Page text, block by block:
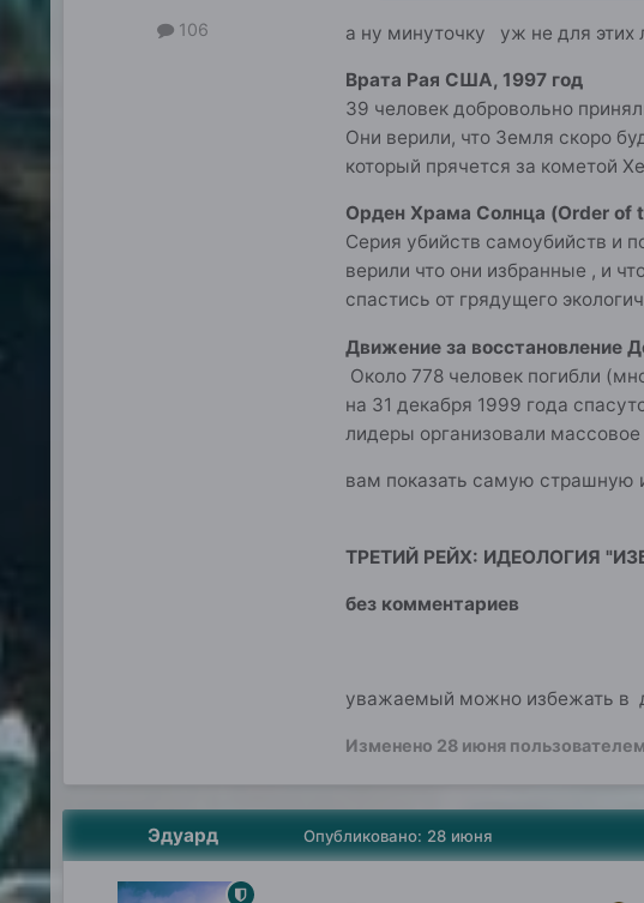
106 а ну минуточку уж не для этих
Врата Рая США, 1997 год
39 человек добровольно
Они верили, что Земля скоро
который прячется за кометой
Орден Храма Солнца (Order of
Серия убийств самоубийств и
верили что они избранные , и
спастись от грядущего
Движение за восстановление
Около 778 человек погибли
на 31 декабря 1999 года
лидеры организовали
вам показать самую страшную
ТРЕТИЙ РЕЙХ: ИДЕОЛОГИЯ
без комментариев
уважаемый можно избежать в
Изменено 28 июня
Эдуард Опубликовано: 28 июня